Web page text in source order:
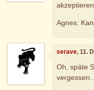
Agnes:
serave, 11.
Oh, späte